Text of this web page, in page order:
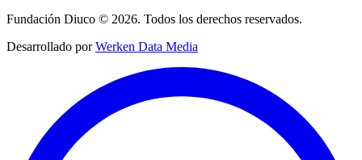
Fundación Diuco © 2026. Todos los derechos reservados.
Desarrollado por Werken Data Media